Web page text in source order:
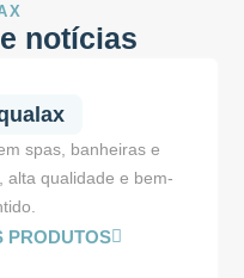
notícias
spas, banheiras e
alta qualidade e bem-
PRODUTOS